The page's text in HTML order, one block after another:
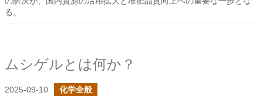
る。
ムシゲルとは何か？
2025-09-10 化学全般